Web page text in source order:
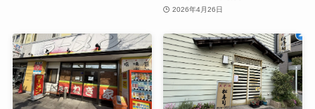
2026年4月26日